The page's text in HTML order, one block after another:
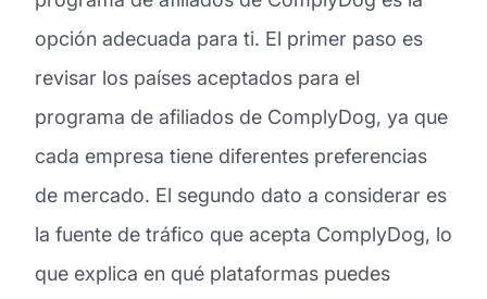
opción adecuada para ti. El primer paso es
revisar los países aceptados para el
programa de afiliados de ComplyDog, ya que
cada empresa tiene diferentes preferencias
de mercado. El segundo dato a considerar es
la fuente de tráfico que acepta ComplyDog, lo
que explica en qué plataformas puedes